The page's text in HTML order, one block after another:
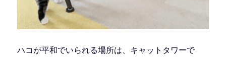
ハコが平和でいられる場所は、キャットタワーで